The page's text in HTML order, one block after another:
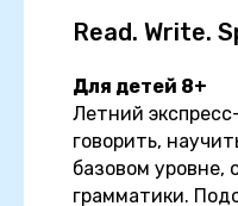
Read. Write.
Для детей 8+
Летний
говорить,
базовом уровне,
грамматики.